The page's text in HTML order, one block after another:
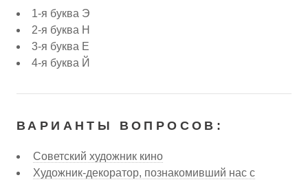
1-я буква Э
2-я буква Н
3-я буква Е
4-я буква Й
ВАРИАНТЫ ВОПРОСОВ:
Советский художник кино
Художник-декоратор, познакомивший нас с